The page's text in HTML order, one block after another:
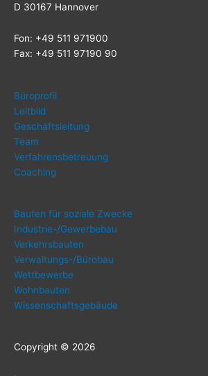
D 30167 Hannover
Fon: +49 511 971900
Fax: +49 511 97190 90
Büro­pro­fil
Leit­bild
Geschäfts­lei­tung
Team
Ver­fah­rens­be­treu­ung
Coa­ching
Bau­ten für sozia­le Zwecke
Indus­trie-/Ge­wer­be­bau
Ver­kehrs­bau­ten
Ver­wal­tungs-/Bü­ro­bau
Wett­be­wer­be
Wohn­bau­ten
Wis­sen­schafts­ge­bäu­de
Copy­right © 2026